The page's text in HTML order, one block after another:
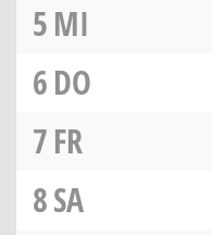
5MI
6DO
7FR
8SA